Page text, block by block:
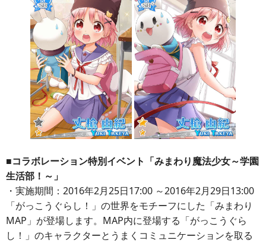
■コラボレーション特別イベント「みまわり魔法少女～学園
生活部！～」
・実施期間：2016年2月25日17:00 ～2016年2月29日13:00
「がっこうぐらし！」の世界をモチーフにした「みまわり
MAP」が登場します。MAP内に登場する「がっこうぐら
し！」のキャラクターとうまくコミュニケーションを取る